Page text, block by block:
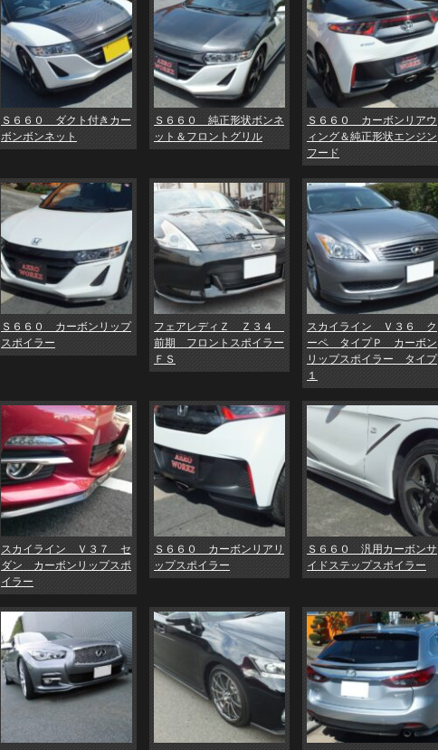
Ｓ６６０ ダクト付きカー
ボンボンネット
Ｓ６６０ 純正形状ボンネ
ット＆フロントグリル
Ｓ６６０ カーボンリアウ
ィング＆純正形状エンジン
フード
Ｓ６６０ カーボンリップ
スポイラー
フェアレディＺ Ｚ３４
前期 フロントスポイラー
ＦＳ
スカイライン Ｖ３６ ク
ーペ タイプＰ カーボン
リップスポイラー タイプ
１
スカイライン Ｖ３７ セ
ダン カーボンリップスポ
イラー
Ｓ６６０ カーボンリアリ
ップスポイラー
Ｓ６６０ 汎用カーボンサ
イドステップスポイラー